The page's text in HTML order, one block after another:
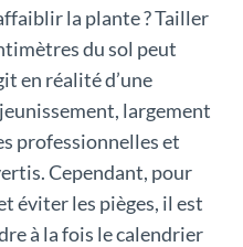
la plante ? Tailler
du sol peut
en réalité d’une
largement
professionnelles et
Cependant, pour
éviter les pièges, il est
à la fois le calendrier